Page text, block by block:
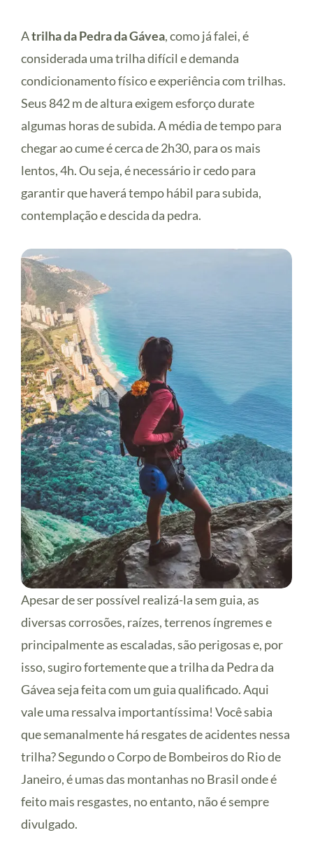
Atrilha da Pedra da Gávea, como já falei, é
considerada uma trilha difícil e demanda
condicionamento físico e experiência com trilhas.
Seus 842 m de altura exigem esforço durate
algumas horas de subida. A média de tempo para
chegar ao cume é cerca de 2h30, para os mais
lentos, 4h. Ou seja, é necessário ir cedo para
garantir que haverá tempo hábil para subida,
contemplação e descida da pedra.
Apesar de ser possível realizá-la sem guia, as
diversas corrosões, raízes, terrenos íngremes e
principalmente as escaladas, são perigosas e, por
isso, sugiro fortemente que a trilha da Pedra da
Gávea seja feita com um guia qualificado. Aqui
vale uma ressalva importantíssima! Você sabia
que semanalmente há resgates de acidentes nessa
trilha? Segundo o Corpo de Bombeiros do Rio de
Janeiro, é umas das montanhas no Brasil onde é
feito mais resgastes, no entanto, não é sempre
divulgado.